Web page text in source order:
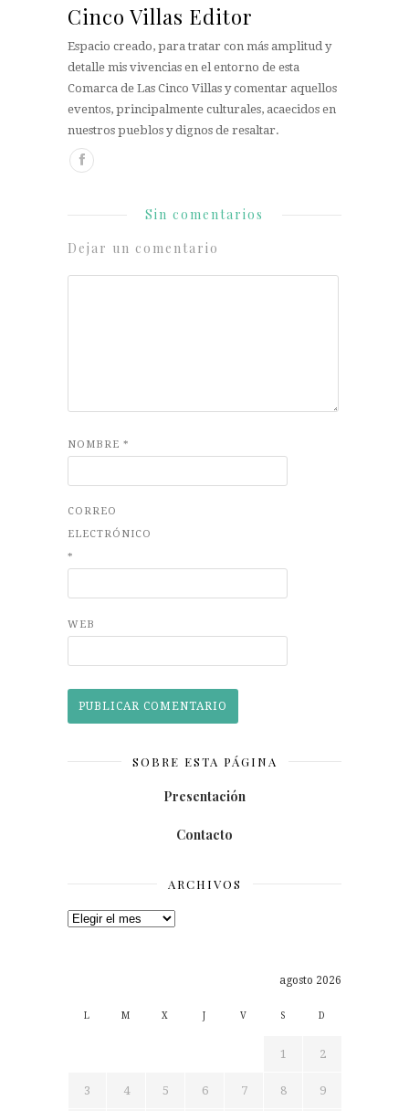
Cinco Villas Editor
Espacio creado, para tratar con más amplitud y
detalle mis vivencias en el entorno de esta
Comarca de Las Cinco Villas y comentar aquellos
eventos, principalmente culturales, acaecidos en
nuestros pueblos y dignos de resaltar.
Sin comentarios
Dejar un comentario
NOMBRE *
CORREO
ELECTRÓNICO
*
WEB
SOBRE ESTA PÁGINA
Presentación
Contacto
ARCHIVOS
Archivos
agosto 2026
L M X J V S D
1 2
3 4 5 6 7 8 9